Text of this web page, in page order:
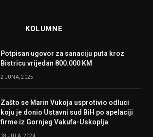
KOLUMNE
Potpisan ugovor za sanaciju puta kroz
Bistricu vrijedan 800.000 KM
2 JUNA, 2025
Zašto se Marin Vukoja usprotivio odluci
koju je donio Ustavni sud BiH po apelaciji
firme iz Gornjeg Vakufa-Uskoplja
18 JULA, 2024